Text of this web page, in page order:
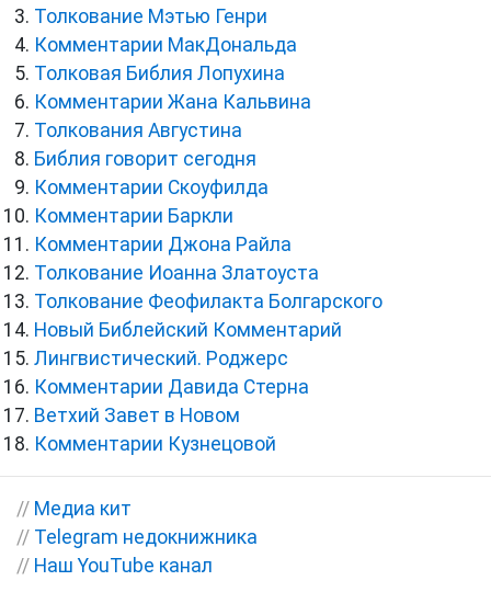
Толкование Мэтью Генри
Комментарии МакДональда
Толковая Библия Лопухина
Комментарии Жана Кальвина
Толкования Августина
Библия говорит сегодня
Комментарии Скоуфилда
Комментарии Баркли
Комментарии Джона Райла
Толкование Иоанна Златоуста
Толкование Феофилакта Болгарского
Новый Библейский Комментарий
Лингвистический. Роджерс
Комментарии Давида Стерна
Ветхий Завет в Новом
Комментарии Кузнецовой
// Медиа кит
// Telegram недокнижника
// Наш YouTube канал